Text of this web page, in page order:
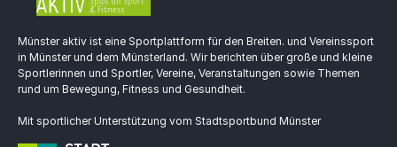
Münster aktiv ist eine Sportplattform für den Breiten. und Vereinssport
in Münster und dem Münsterland. Wir berichten über große und kleine
Sportlerinnen und Sportler, Vereine, Veranstaltungen sowie Themen
rund um Bewegung, Fitness und Gesundheit.
Mit sportlicher Unterstützung vom Stadtsportbund Münster